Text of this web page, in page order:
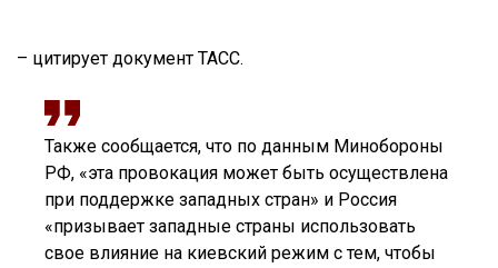
– цитирует документ ТАСС.
Также сообщается, что по данным Минобороны
РФ, «эта провокация может быть осуществлена
при поддержке западных стран» и Россия
«призывает западные страны использовать
свое влияние на киевский режим с тем, чтобы